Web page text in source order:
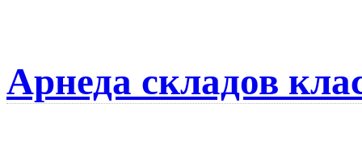
Арнеда складов